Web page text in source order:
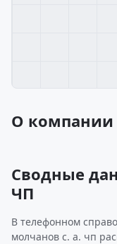
О компании
Сводные
ЧП
В телефонном
молчанов с. а. чп